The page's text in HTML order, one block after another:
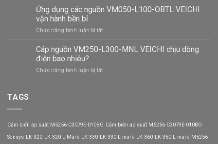
của
VM400-
MNL
kế
áp
9013FRG2J99
gì
Ứng dụng các nguồn VM050-L100-OBTL VEICHI
vận hành bền bỉ
Chức năng bình luận bị tắtở
dụng
VM050-
bền
Cáp nguồn VM250-L300-MNL VEICHI chịu dòng
điện bao nhiêu?
Chức năng bình luận bị tắtở
chịu
dòng
TAGS
Cảm biến áp suất M5256-C3079E-010BG Cảm biến áp suất M5256-C3079E-010BG
Sensys LK-320 LK-320 L-Mark LK-330 LK-330 L-mark LK-360 LK-360 L-mark M5256-